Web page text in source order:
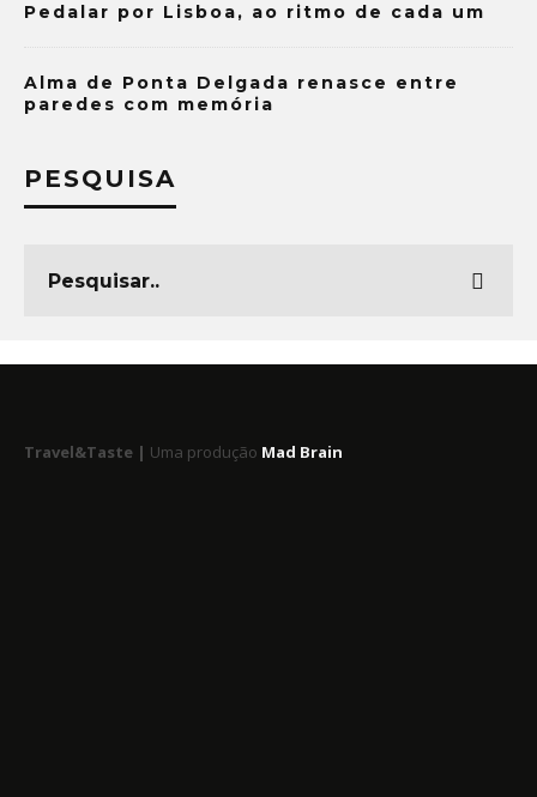
Pedalar por Lisboa, ao ritmo de cada um
Alma de Ponta Delgada renasce entre
paredes com memória
PESQUISA
Travel&Taste | Uma produção Mad Brain